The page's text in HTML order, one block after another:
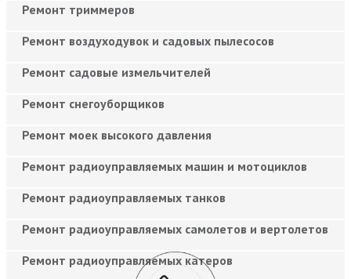
Ремонт триммеров
Ремонт воздуходувок и садовых пылесосов
Ремонт садовые измельчителей
Ремонт снегоуборщиков
Ремонт моек высокого давления
Ремонт радиоуправляемых машин и мотоциклов
Ремонт радиоуправляемых танков
Ремонт радиоуправляемых самолетов и вертолетов
Ремонт радиоуправляемых катеров